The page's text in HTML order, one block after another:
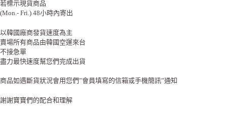
若標示現貨商品
(Mon.- Fri.) 48小時內寄出
以韓國廠商發貨速度為主
賣場所有商品由韓國空運來台
不接急單
盡力最快速度幫您們完成出貨
商品如遇斷貨狀況會用您們”會員填寫的信箱或手機簡訊”通知
謝謝寶寶們的配合和理解